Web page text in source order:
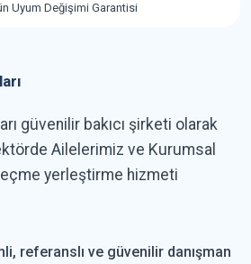
Uyum Değişimi Garantisi
güvenilir bakıcı şirketi olarak
Ailelerimiz ve Kurumsal
yerleştirme hizmeti
referanslı ve güvenilir danışman